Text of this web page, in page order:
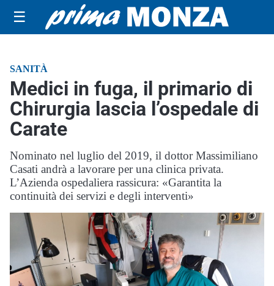
☰
SANITÀ
Medici in fuga, il primario di
Chirurgia lascia l’ospedale di
Carate
Nominato nel luglio del 2019, il dottor Massimiliano
Casati andrà a lavorare per una clinica privata.
L’Azienda ospedaliera rassicura: «Garantita la
continuità dei servizi e degli interventi»